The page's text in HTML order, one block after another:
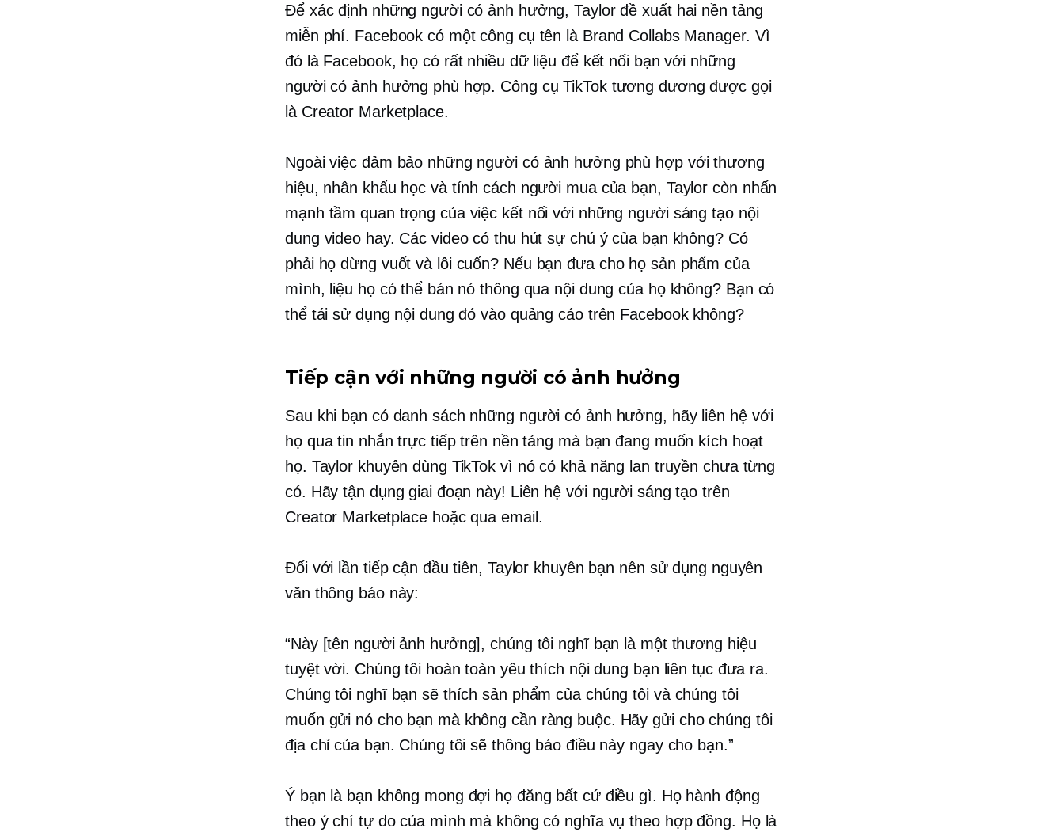
Để xác định những người có ảnh hưởng, Taylor đề xuất hai nền tảng
miễn phí. Facebook có một công cụ tên là Brand Collabs Manager. Vì
đó là Facebook, họ có rất nhiều dữ liệu để kết nối bạn với những
người có ảnh hưởng phù hợp. Công cụ TikTok tương đương được gọi
là Creator Marketplace.
Ngoài việc đảm bảo những người có ảnh hưởng phù hợp với thương
hiệu, nhân khẩu học và tính cách người mua của bạn, Taylor còn nhấn
mạnh tầm quan trọng của việc kết nối với những người sáng tạo nội
dung video hay. Các video có thu hút sự chú ý của bạn không? Có
phải họdừng vuốt và lôi cuốn? Nếu bạn đưa cho họ sản phẩm của
mình, liệu họ có thể bán nó thông qua nội dung của họ không? Bạn có
thể tái sử dụng nội dung đó vào quảng cáo trên Facebook không?
Tiếp cận với những người có ảnh hưởng
Sau khi bạn có danh sách những người có ảnh hưởng, hãy liên hệ với
họ qua tin nhắn trực tiếp trên nền tảng mà bạn đang muốn kích hoạt
họ. Taylor khuyên dùng TikTok vì nó có khả năng lan truyền chưa từng
có. Hãy tận dụng giai đoạn này! Liên hệ với người sáng tạo trên
Creator Marketplace hoặc qua email.
Đối với lần tiếp cận đầu tiên, Taylor khuyên bạn nên sử dụng nguyên
văn thông báo này:
“Này [tên người ảnh hưởng], chúng tôi nghĩ bạn là một thương hiệu
tuyệt vời. Chúng tôi hoàn toàn yêu thích nội dung bạn liên tục đưa ra.
Chúng tôi nghĩ bạn sẽ thích sản phẩm của chúng tôi và chúng tôi
muốn gửi nó cho bạn mà không cần ràng buộc. Hãy gửi cho chúng tôi
địa chỉ của bạn. Chúng tôi sẽ thông báo điều này ngay cho bạn.”
Ý bạn là bạn không mong đợi họ đăng bất cứ điều gì. Họ hành động
theo ý chí tự do của mình mà không có nghĩa vụ theo hợp đồng. Họ là